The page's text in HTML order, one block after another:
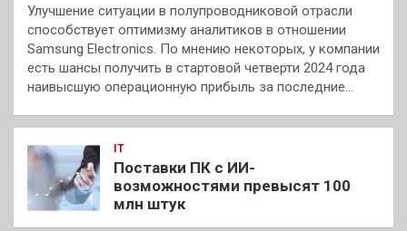
Улучшение ситуации в полупроводниковой отрасли
способствует оптимизму аналитиков в отношении
Samsung Electronics. По мнению некоторых, у компании
есть шансы получить в стартовой четверти 2024 года
наивысшую операционную прибыль за последние…
IT
Поставки ПК с ИИ-
возможностями превысят 100
млн штук